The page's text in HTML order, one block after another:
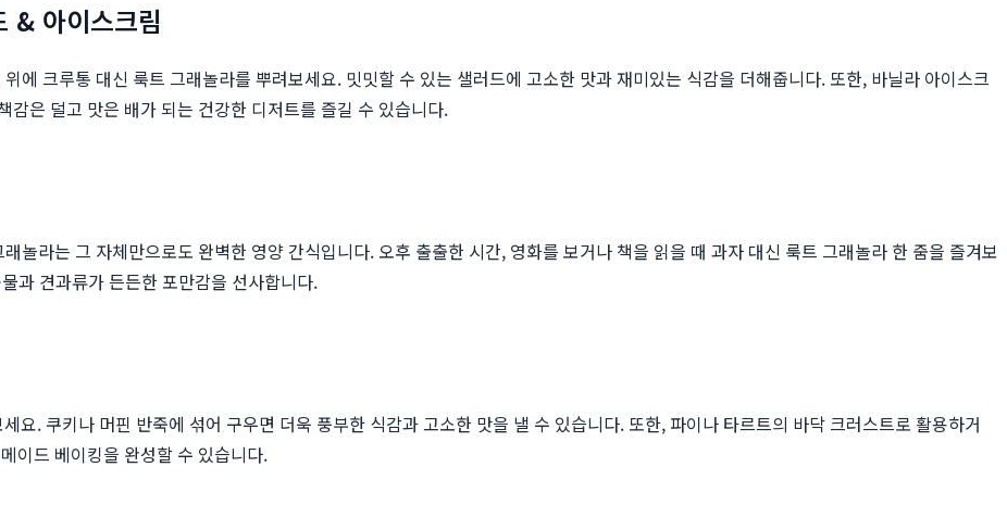
& 아이스크림
에 크루통 대신 룩트 그래놀라를 뿌려보세요. 밋밋할 수 있는 샐러드에 고소한 맛과 재미있는 식감을 더해줍니다. 또한, 바닐라 아이스크
은 덜고 맛은 배가 되는 건강한 디저트를 즐길 수 있습니다.
놀라는 그 자체만으로도 완벽한 영양 간식입니다. 오후 출출한 시간, 영화를 보거나 책을 읽을 때 과자 대신 룩트 그래놀라 한 줌을 즐겨보
과 견과류가 든든한 포만감을 선사합니다.
요. 쿠키나 머핀 반죽에 섞어 구우면 더욱 풍부한 식감과 고소한 맛을 낼 수 있습니다. 또한, 파이나 타르트의 바닥 크러스트로 활용하거
이드 베이킹을 완성할 수 있습니다.